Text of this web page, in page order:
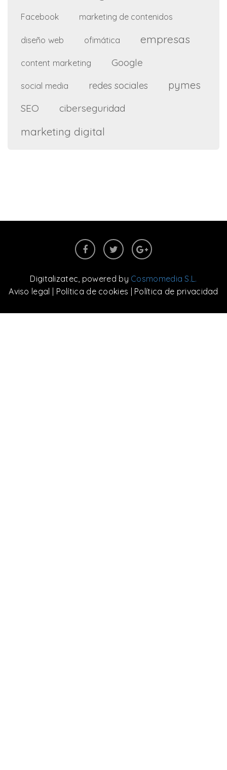
Facebook marketing de contenidos
diseño web ofimática empresas
content marketing Google
social media redes sociales pymes
SEO ciberseguridad
marketing digital
Digitalizatec, powered by Cosmomedia S.L.
Aviso legal
Política de cookies Política de privacidad